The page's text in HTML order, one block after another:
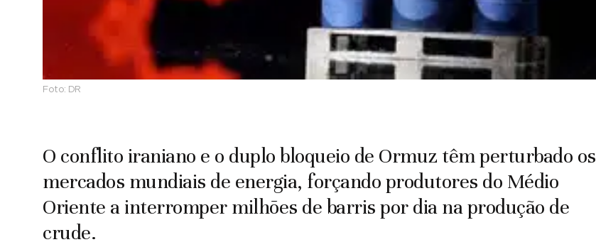
Foto: DR
O conflito iraniano e o duplo bloqueio de Ormuz têm perturbado os
mercados mundiais de energia, forçando produtores do Médio
Oriente a interromper milhões de barris por dia na produção de
crude.